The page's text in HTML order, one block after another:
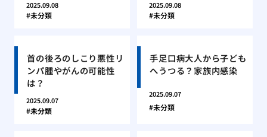
2025.09.08
未分類
2025.09.08
未分類
首の後ろのしこり悪性リ
ンパ腫やがんの可能性
は？
2025.09.07
未分類
手足口病大人から子ども
へうつる？家族内感染
2025.09.07
未分類